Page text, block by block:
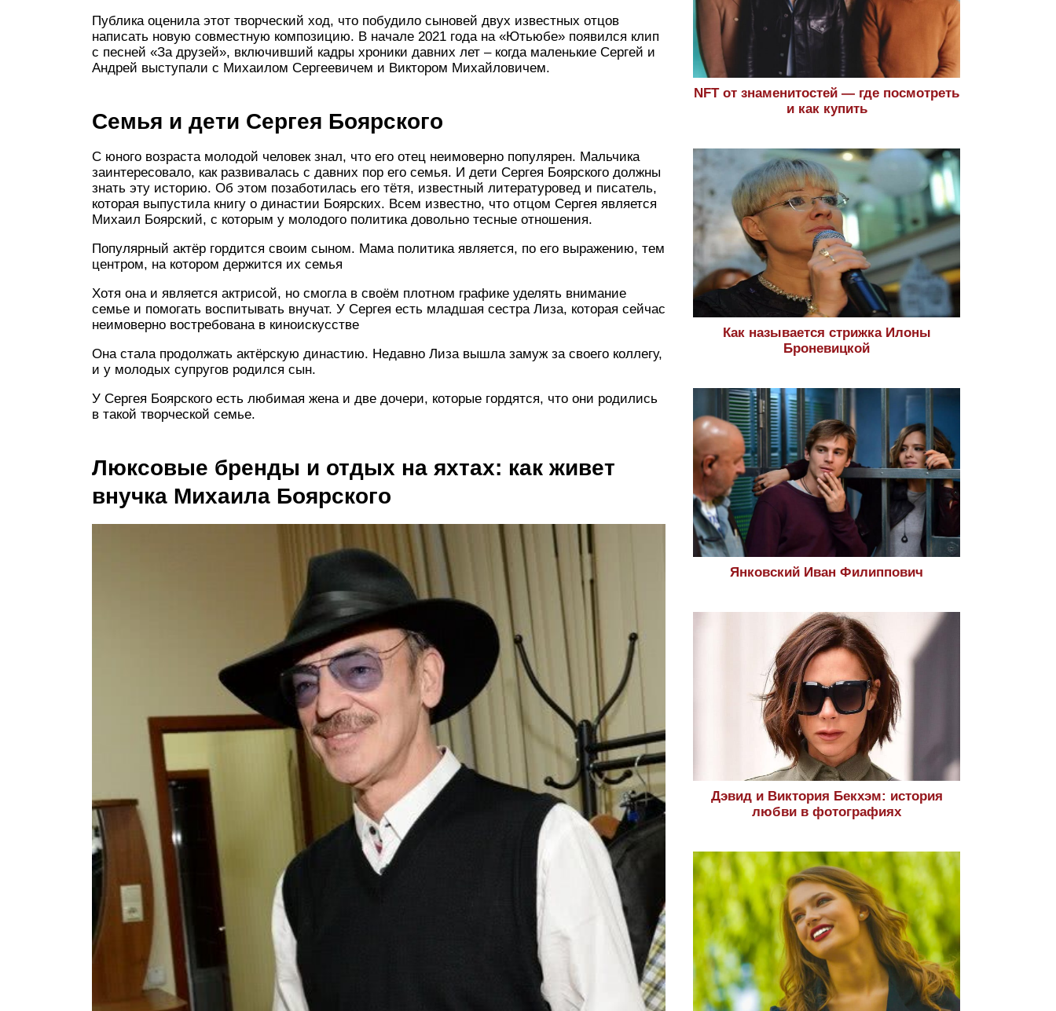
Публика оценила этот творческий ход, что побудило сыновей двух известных отцов
написать новую совместную композицию. В начале 2021 года на «Ютьюбе» появился клип
с песней «За друзей», включивший кадры хроники давних лет – когда маленькие Сергей и
Андрей выступали с Михаилом Сергеевичем и Виктором Михайловичем.
Семья и дети Сергея Боярского
С юного возраста молодой человек знал, что его отец неимоверно популярен. Мальчика
заинтересовало, как развивалась с давних пор его семья. И дети Сергея Боярского должны
знать эту историю. Об этом позаботилась его тётя, известный литературовед и писатель,
которая выпустила книгу о династии Боярских. Всем известно, что отцом Сергея является
Михаил Боярский, с которым у молодого политика довольно тесные отношения.
Популярный актёр гордится своим сыном. Мама политика является, по его выражению, тем
центром, на котором держится их семья
Хотя она и является актрисой, но смогла в своём плотном графике уделять внимание
семье и помогать воспитывать внучат. У Сергея есть младшая сестра Лиза, которая сейчас
неимоверно востребована в киноискусстве
Она стала продолжать актёрскую династию. Недавно Лиза вышла замуж за своего коллегу,
и у молодых супругов родился сын.
У Сергея Боярского есть любимая жена и две дочери, которые гордятся, что они родились
в такой творческой семье.
Люксовые бренды и отдых на яхтах: как живет
внучка Михаила Боярского
NFT от знаменитостей — где посмотреть
и как купить
Как называется стрижка Илоны
Броневицкой
Янковский Иван Филиппович
Дэвид и Виктория Бекхэм: история
любви в фотографиях